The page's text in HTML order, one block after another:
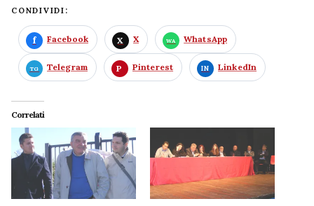
CONDIVIDI:
Facebook X WhatsApp
Telegram Pinterest LinkedIn
Correlati